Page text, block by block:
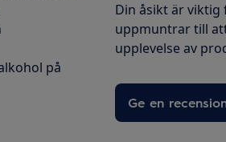
på
Din åsikt är viktig
uppmuntrar till
upplevelse av
Ge en